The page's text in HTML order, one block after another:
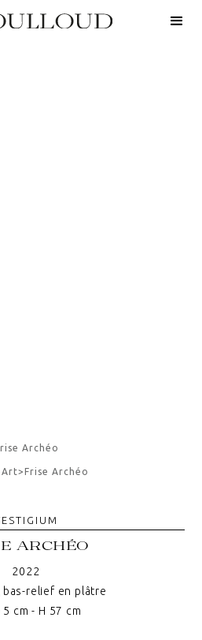
Archéo
Art> Frise Archéo
ARCHÉO
2022
bas-relief en plâtre
5 cm - H 57 cm